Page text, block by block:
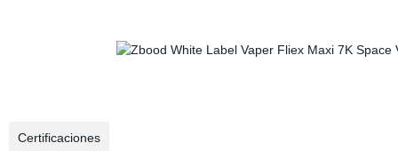
Certificaciones